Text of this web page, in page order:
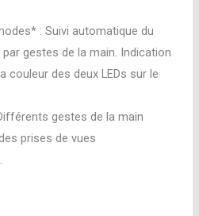
: Suivi automatique du
gestes de la main. Indication
couleur des deux LEDs sur le
gestes de la main
prises de vues